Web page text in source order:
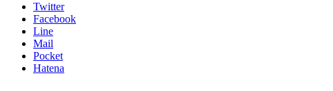
Twitter
Facebook
Line
Mail
Pocket
Hatena